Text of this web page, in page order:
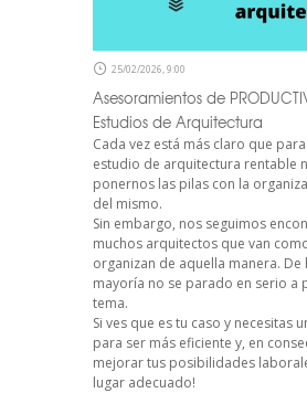
25/02/2026, 9:00
Asesoramientos de
Estudios de Arquitectura
Cada vez está más claro que
estudio de arquitectura rentable
ponernos las pilas con la
del mismo.
Sin embargo, nos seguimos
muchos arquitectos que van
organizan de aquella manera. De
mayoría no se parado en serio a
tema.
Si ves que es tu caso y necesitas
para ser más eficiente y, en
mejorar tus posibilidades
lugar adecuado!